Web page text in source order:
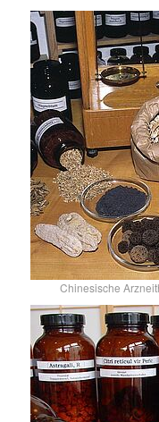
Chinesische